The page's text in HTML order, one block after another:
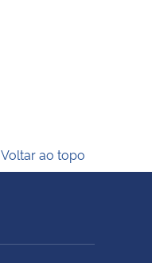
Voltar ao topo